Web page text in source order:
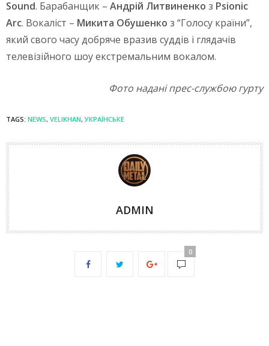
Sound. Барабанщик – Андрій Литвиненко з Psionic
Arc. Вокаліст – Микита Обушенко з “Голосу країни”,
який свого часу добряче вразив суддів і глядачів
телевізійного шоу екстремальним вокалом.
Фото надані прес-службою гурту
TAGS: NEWS, VELIKHAN,УКРАЇНСЬКЕ
ADMIN
0